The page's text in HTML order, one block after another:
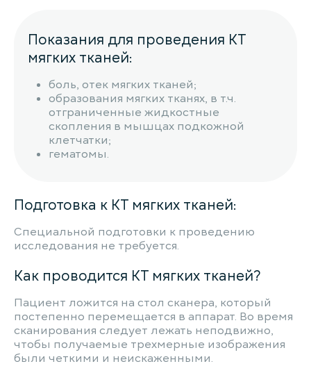
Показания для проведения КТ
мягких тканей:
боль, отек мягких тканей;
образования мягких тканях, в т.ч.
отграниченные жидкостные
скопления в мышцах подкожной
клетчатки;
гематомы.
Подготовка к КТ мягких тканей:
Специальной подготовки к проведению
исследования не требуется.
Как проводится КТ мягких тканей?
Пациент ложится на стол сканера, который
постепенно перемещается в аппарат. Во время
сканирования следует лежать неподвижно,
чтобы получаемые трехмерные изображения
были четкими и неискаженными.